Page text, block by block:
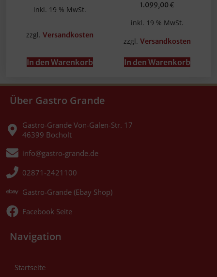
inkl. 19 % MwSt.
zzgl.Versandkosten
In den Warenkorb
1.099,00 €
inkl. 19 % MwSt.
zzgl. Versandkosten
In den Warenkorb
Über Gastro Grande
Gastro-Grande Von-Galen-Str. 17
46399 Bocholt
info@gastro-grande.de
02871-2421100
Gastro-Grande (Ebay Shop)
Facebook Seite
Navigation
Startseite